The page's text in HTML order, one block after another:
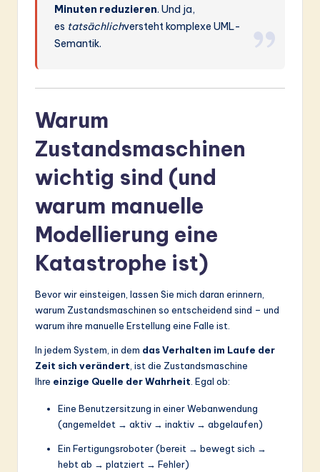
Minuten reduzieren. Und ja,
es tatsächlichversteht komplexe UML-
Semantik.
Warum
Zustandsmaschinen
wichtig sind (und
warum manuelle
Modellierung eine
Katastrophe ist)
Bevor wir einsteigen, lassen Sie mich daran erinnern,
warum Zustandsmaschinen so entscheidend sind – und
warum ihre manuelle Erstellung eine Falle ist.
In jedem System, in dem das Verhalten im Laufe der
Zeit sich verändert , ist die Zustandsmaschine
Ihre einzige Quelle der Wahrheit . Egal ob:
Eine Benutzersitzung in einer Webanwendung
(angemeldet → aktiv → inaktiv → abgelaufen)
Ein Fertigungsroboter (bereit → bewegt sich →
hebt ab → platziert → Fehler)